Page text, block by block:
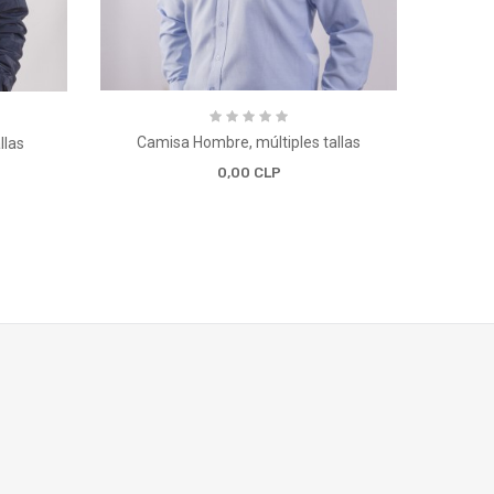
Camisa Hombre, múltiples tallas
0,00 CLP